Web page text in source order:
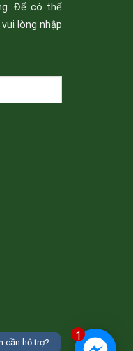
Để có thể
lòng nhập
1
cần hỗ trợ?